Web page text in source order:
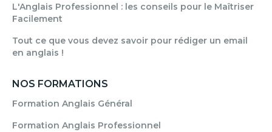
L'Anglais Professionnel : les conseils pour le Maîtriser
Facilement
Tout ce que vous devez savoir pour rédiger un email
en anglais !
NOS FORMATIONS
Formation Anglais Général
Formation Anglais Professionnel